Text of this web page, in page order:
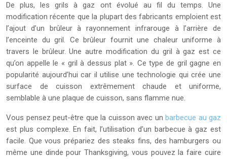
De plus, les grils à gaz ont évolué au fil du temps. Une
modification récente que la plupart des fabricants emploient est
l’ajout d’un brûleur à rayonnement infrarouge à l’arrière de
l’enceinte du gril. Ce brûleur fournit une chaleur uniforme à
travers le brûleur. Une autre modification du gril à gaz est ce
qu’on appelle le « gril à dessus plat ». Ce type de gril gagne en
popularité aujourd’hui car il utilise une technologie qui crée une
surface de cuisson extrêmement chaude et uniforme,
semblable à une plaque de cuisson, sans flamme nue.
Vous pensez peut-être que la cuisson avec un barbecue au gaz
est plus complexe. En fait, l’utilisation d’un barbecue à gaz est
facile. Que vous prépariez des steaks fins, des hamburgers ou
même une dinde pour Thanksgiving, vous pouvez la faire cuire